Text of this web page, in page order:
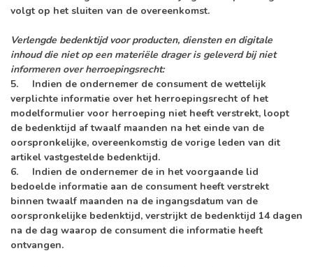
volgt op het sluiten van de overeenkomst.
Verlengde bedenktijd voor producten, diensten en digitale
inhoud die niet op een materiële drager is geleverd bij niet
informeren over herroepingsrecht:
5. Indien de ondernemer de consument de wettelijk
verplichte informatie over het herroepingsrecht of het
modelformulier voor herroeping niet heeft verstrekt, loopt
de bedenktijd af twaalf maanden na het einde van de
oorspronkelijke, overeenkomstig de vorige leden van dit
artikel vastgestelde bedenktijd.
6. Indien de ondernemer de in het voorgaande lid
bedoelde informatie aan de consument heeft verstrekt
binnen twaalf maanden na de ingangsdatum van de
oorspronkelijke bedenktijd, verstrijkt de bedenktijd 14 dagen
na de dag waarop de consument die informatie heeft
ontvangen.